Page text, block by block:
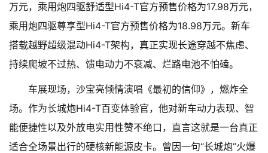
万元，乘用炮四驱舒适型Hi4-T官方预售价格为17.98万元，
乘用炮四驱尊享型Hi4-T官方预售价格为18.98万元。新车
搭载越野超级混动Hi4-T架构，真正实现长途穿越不焦虑、
持续爬坡不过热、馈电动力不衰减、烂路电池不怕磕。
车展现场，沙宝亮倾情演唱《最初的信仰》，燃炸全
场。作为长城炮Hi4-T百变体验官，他对新车动力表现、智
能便捷性以及外放电实用性赞不绝口，直言这就是一台真正
适合全场景出行的硬核新能源皮卡。曾因一句“长城炮”火爆